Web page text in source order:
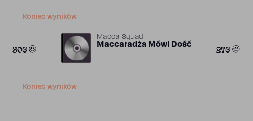
Koniec wyników
306
Macca Squad
Maccaradża Mówi Dość 276
Koniec wyników